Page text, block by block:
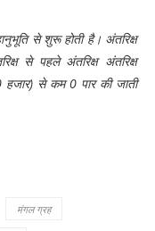
से शुरू होती है। अंतरिक्ष
से पहले अंतरिक्ष अंतरिक्ष
से कम 0 पार की जाती
मंगल ग्रह